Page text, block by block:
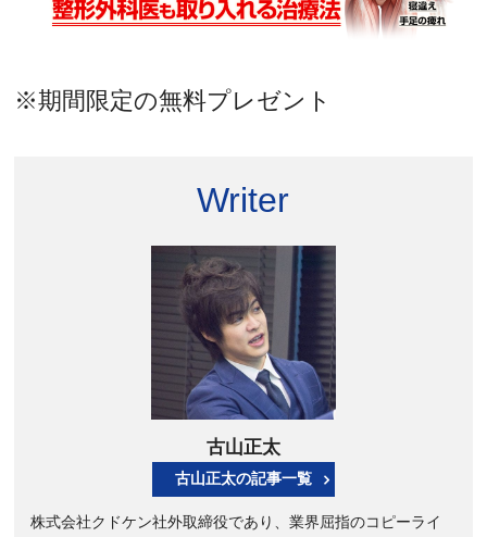
※期間限定の無料プレゼント
Writer
古山正太
古山正太の記事一覧
株式会社クドケン社外取締役であり、業界屈指のコピーライ